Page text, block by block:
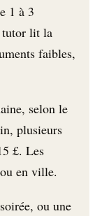
1 à 3
tutor lit la
faibles,
selon le
plusieurs
£. Les
en ville.
ou une